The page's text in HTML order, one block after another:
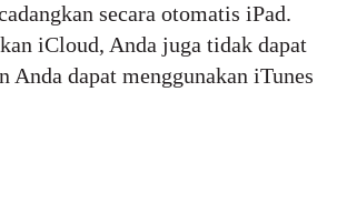
secara otomatis iPad.
iCloud, Anda juga tidak dapat
Anda dapat menggunakan iTunes